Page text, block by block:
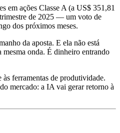
em ações Classe A (a US$ 351,81
trimestre de 2025 — um voto de
dos próximos meses.
da aposta. E ela não está
onda. É dinheiro entrando
ferramentas de produtividade.
mercado: a IA vai gerar retorno à